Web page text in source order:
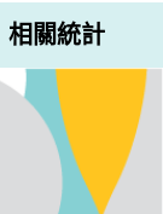
相關統計